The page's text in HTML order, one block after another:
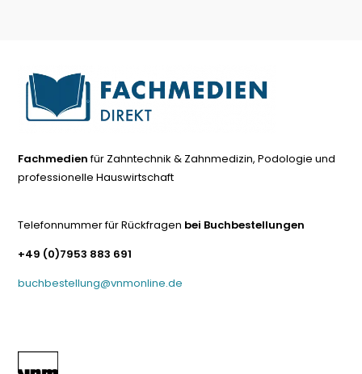
Fachmedienfür Zahntechnik & Zahnmedizin, Podologie und
professionelle Hauswirtschaft
Telefonnummer für Rückfragen bei Buchbestellungen
+49 (0)7953 883 691
buchbestellung@vnmonline.de